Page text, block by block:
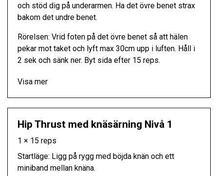
och stöd dig på underarmen. Ha det övre benet strax
bakom det undre benet.
Rörelsen: Vrid foten på det övre benet så att hälen
pekar mot taket och lyft max 30cm upp i luften. Håll i
2 sek och sänk ner. Byt sida efter 15 reps.
Visa mer
Hip Thrust med knäsärning Nivå 1
1 × 15 reps
Startläge: Ligg på rygg med böjda knän och ett
miniband mellan knäna.